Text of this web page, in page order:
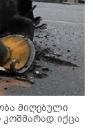
მიღებული
კოშმარად იქცა